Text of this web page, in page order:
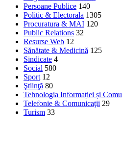
Persoane Publice 140
Politic & Electorala 1305
Procuratura & MAI 120
Public Relations 32
Resurse Web 12
Sănătate & Medicină 125
Sindicate 4
Social 580
Sport 12
Ştiinţă 80
Tehnologia Informației și
Telefonie & Comunicaţii 29
Turism 33